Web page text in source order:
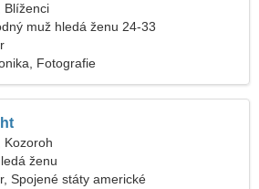
Blíženci
muž hledá ženu 24-33
Fotografie
Kozoroh
ženu
Spojené státy americké